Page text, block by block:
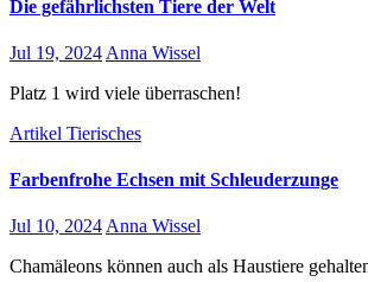
Die gefährlichsten Tiere der Welt
Jul 19, 2024 Anna Wissel
Platz 1 wird viele überraschen!
Artikel Tierisches
Farbenfrohe Echsen mit Schleuderzunge
Jul 10, 2024Anna Wissel
Chamäleons können auch als Haustiere